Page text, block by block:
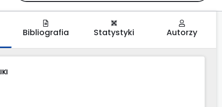
Bibliografia Statystyki Autorzy